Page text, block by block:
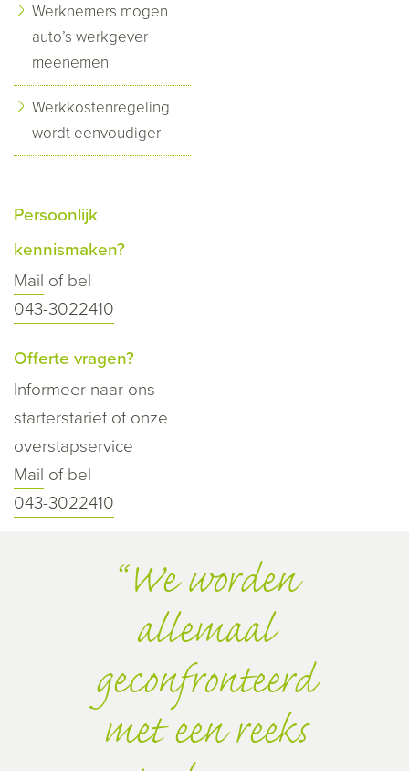
Werknemers mogen
auto’s werkgever
meenemen
Werkkostenregeling
wordt eenvoudiger
Persoonlijk
kennismaken?
Mail of bel
043-3022410
Offerte vragen?
Informeer naar ons
starterstarief of onze
overstapservice
Mail of bel
043-3022410
We worden
allemaal
geconfronteerd
met een reeks